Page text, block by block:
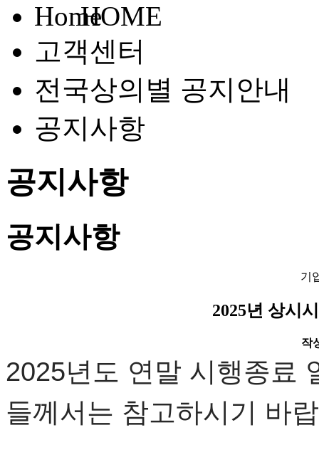
HOME
고객센터
전국상의별 공지안내
공지사항
공지사항
공지사항
기
2025년 상시
작
2025년도 연말 시행종료
들께서는 참고하시기 바